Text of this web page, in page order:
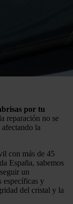
por tu
reparación no se
la
con más de 45
España, sabemos
un
específicas y
del cristal y la